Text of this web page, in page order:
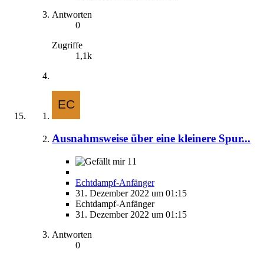
Antworten
0
Zugriffe
1,1k
Ausnahmsweise über eine kleinere Spur...
11
Echtdampf-Anfänger
31. Dezember 2022 um 01:15
Echtdampf-Anfänger
31. Dezember 2022 um 01:15
Antworten
0